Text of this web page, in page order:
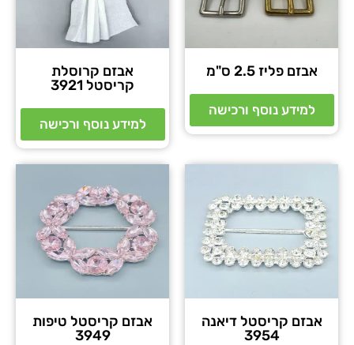
אבזם פליז 2.5 ס"מ
למידע נוסף ורכישה
אבזם קרוסלת
קריסטל 3921
למידע נוסף ורכישה
אבזם קריסטל דיאנה
3954
אבזם קריסטל טיפות
3949